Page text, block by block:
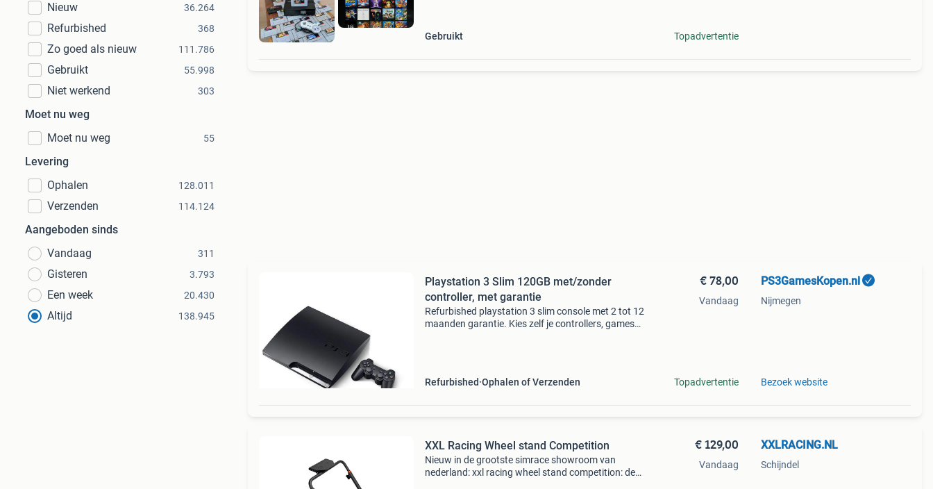
Nieuw
36.264
Refurbished 368
Zo goed als nieuw 111.786
Gebruikt 55.998
Niet werkend 303
Moet nu weg
Moet nu weg
55
Levering
Ophalen
128.011
Verzenden 114.124
Aangeboden sinds
Vandaag
311
Gisteren 3.793
Een week 20.430
Altijd 138.945
Gebruikt Topadvertentie
Playstation 3 Slim 120GB met/zonder
controller, met garantie
Refurbished playstation 3 slim console met 2 tot 12
maanden garantie. Kies zelf je controllers, games
Refurbished Ophalen of Verzenden
€ 78,00
Vandaag
Topadvertentie
PS3GamesKopen.nl
Nijmegen
Bezoek website
XXL Racing Wheel stand Competition
Nieuw in de grootste simrace showroom van
nederland: xxl racing wheel stand competition: de
€ 129,00
Vandaag
XXLRACING.NL
Schijndel